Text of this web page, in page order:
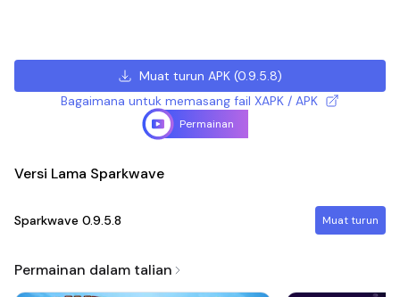
Muat turun APK(0.9.5.8)
Bagaimana untuk memasang fail XAPK / APK
Permainan
Versi Lama Sparkwave
Sparkwave 0.9.5.8 Muat turun
Permainan dalam talian